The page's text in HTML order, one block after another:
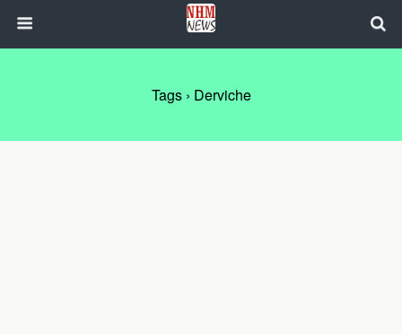
Tags › Derviche